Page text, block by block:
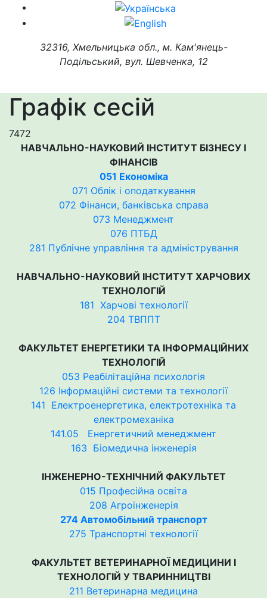
32316, Хмельницька обл., м. Кам'янець-
Подільський, вул. Шевченка, 12
Графік сесій
7472
НАВЧАЛЬНО-НАУКОВИЙ ІНСТИТУТ БІЗНЕСУ І
ФІНАНСІВ
051 Економіка
071 Облік і оподаткування
072 Фінанси, банківська справа
073 Менеджмент
076 ПТБД
281 Публічне управління та адміністрування
НАВЧАЛЬНО-НАУКОВИЙ ІНСТИТУТ ХАРЧОВИХ
ТЕХНОЛОГІЙ
181 Харчові технології
204 ТВППТ
ФАКУЛЬТЕТ ЕНЕРГЕТИКИ ТА ІНФОРМАЦІЙНИХ
ТЕХНОЛОГІЙ
053 Реабілітаційна психологія
126 Інформаційні системи та технології
141 Електроенергетика, електротехніка та
електромеханіка
141.05 Енергетичний менеджмент
163 Біомедична інженерія
ІНЖЕНЕРНО-ТЕХНІЧНИЙ ФАКУЛЬТЕТ
015 Професійна освіта
208 Агроінженерія
274 Автомобільний транспорт
275 Транспортні технології
ФАКУЛЬТЕТ ВЕТЕРИНАРНОЇ МЕДИЦИНИ І
ТЕХНОЛОГІЙ У ТВАРИННИЦТВІ
211 Ветеринарна медицина